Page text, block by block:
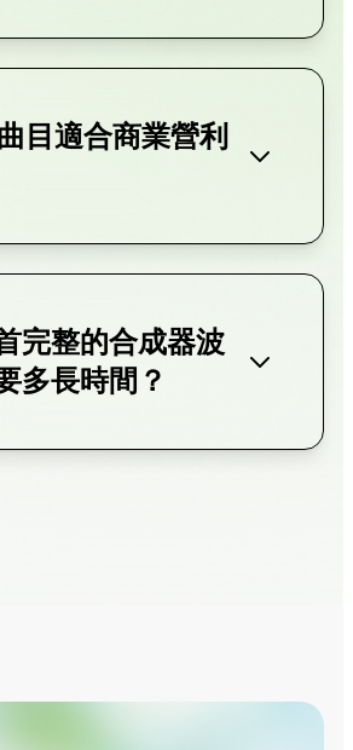
目適合商業營利
完整的合成器波
多長時間？